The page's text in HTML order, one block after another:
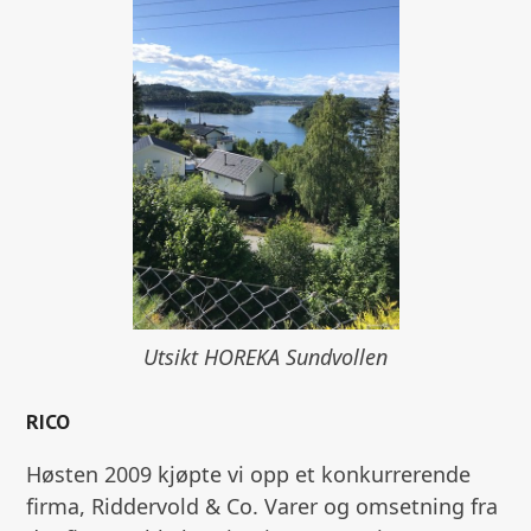
Utsikt HOREKA Sundvollen
RICO
Høsten 2009 kjøpte vi opp et konkurrerende
firma, Riddervold & Co. Varer og omsetning fra